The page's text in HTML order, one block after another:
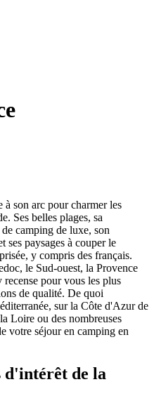
à son arc pour charmer les
Ses belles plages, sa
camping de luxe, son
ses paysages à couper le
y compris des français.
le Sud-ouest, la Provence
recense pour vous les plus
de qualité. De quoi
sur la Côte d'Azur de
Loire ou des nombreuses
votre séjour en camping en
d'intérêt de la